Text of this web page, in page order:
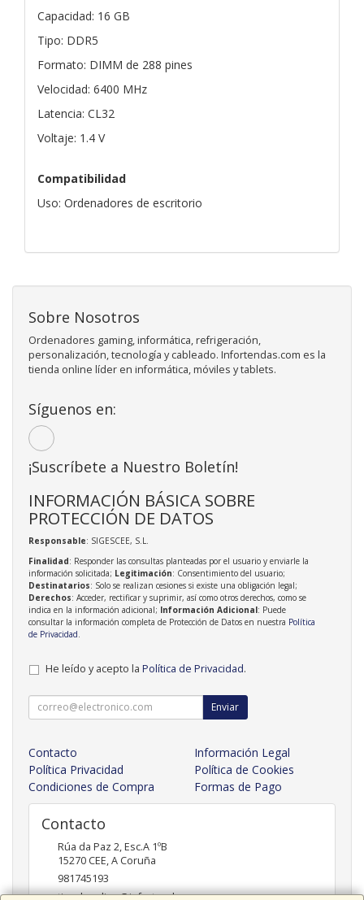
Capacidad: 16 GB
Tipo: DDR5
Formato: DIMM de 288 pines
Velocidad: 6400 MHz
Latencia: CL32
Voltaje: 1.4 V
Compatibilidad
Uso: Ordenadores de escritorio
Sobre Nosotros
Ordenadores gaming, informática, refrigeración,
personalización, tecnología y cableado. Infortendas.com es la
tienda online líder en informática, móviles y tablets.
Síguenos en:
¡Suscríbete a Nuestro Boletín!
INFORMACIÓN BÁSICA SOBRE
PROTECCIÓN DE DATOS
Responsable: SIGESCEE, S.L.
Finalidad: Responder las consultas planteadas por el usuario y enviarle la
información solicitada; Legitimación: Consentimiento del usuario;
Destinatarios: Solo se realizan cesiones si existe una obligación legal;
Derechos: Acceder, rectificar y suprimir, así como otros derechos, como se
indica en la información adicional; Información Adicional: Puede
consultar la información completa de Protección de Datos en nuestra Política
de Privacidad
He leído y acepto la Política de Privacidad.
Enviar
Contacto
Información Legal
Política Privacidad
Política de Cookies
Condiciones de Compra
Formas de Pago
Contacto
Rúa da Paz 2, Esc.A 1ºB
15270 CEE,A Coruña
981745193
tiendaonline@infortendas.com